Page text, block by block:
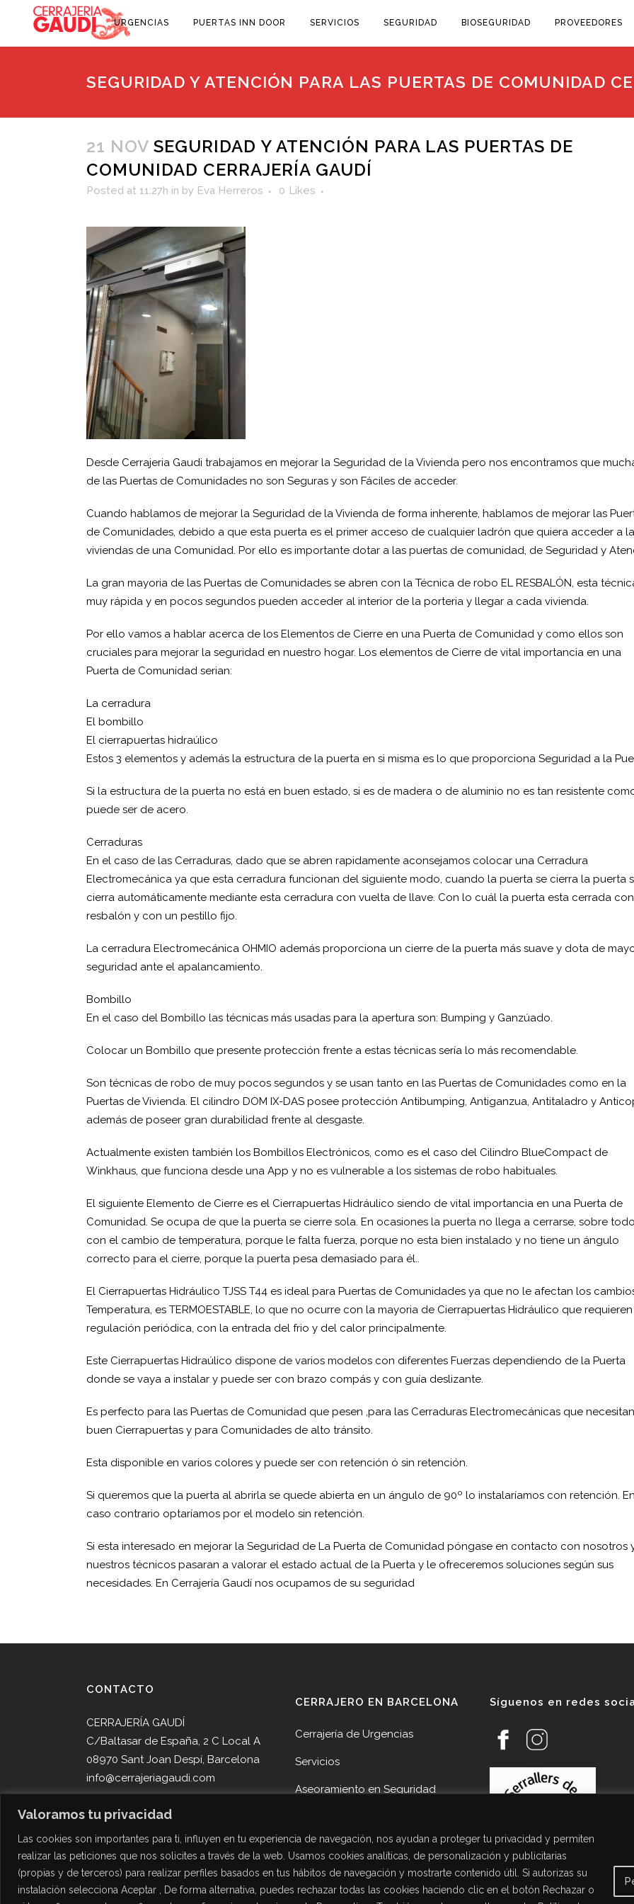
Valoramos tu privacidad
Las cookies son importantes para ti, influyen en tu experiencia de navegación, nos ayudan a proteger tu privacidad y permiten
realizar las peticiones que nos solicites a través de la web. Usamos cookies analíticas, de personalización y publicitarias
(propias y de terceros) para realizar perfiles basados en tus hábitos de navegación y mostrarte contenido útil. Si autorizas su
instalación selecciona Aceptar , De forma alternativa, puedes rechazar todas las cookies haciendo clic en el botón Rechazar o
URGENCIAS PUERTAS INN DOOR SERVICIOS SEGURIDAD BIOSEGURIDAD PROVEEDORES
SEGURIDAD Y ATENCIÓN PARA LAS PUERTAS DE COMUNIDAD
21 NOV SEGURIDAD Y ATENCIÓN PARA LAS PUERTAS DE
COMUNIDAD CERRAJERÍA GAUDÍ
Posted at 11:27h in by Eva Herreros 0 Likes
Desde Cerrajeria Gaudi trabajamos en mejorar la Seguridad de la Vivienda pero nos encontramos que
de las Puertas de Comunidades no son Seguras y son Fáciles de acceder.
Cuando hablamos de mejorar la Seguridad de la Vivienda de forma inherente, hablamos de mejorar las
de Comunidades, debido a que esta puerta es el primer acceso de cualquier ladrón que quiera acceder a
viviendas de una Comunidad. Por ello es importante dotar a las puertas de comunidad, de Seguridad y
La gran mayoria de las Puertas de Comunidades se abren con la Técnica de robo EL RESBALÓN, esta
muy rápida y en pocos segundos pueden acceder al interior de la porteria y llegar a cada vivienda.
Por ello vamos a hablar acerca de los Elementos de Cierre en una Puerta de Comunidad y como ellos son
cruciales para mejorar la seguridad en nuestro hogar. Los elementos de Cierre de vital importancia en una
Puerta de Comunidad serian:
La cerradura
El bombillo
El cierrapuertas hidraúlico
Estos 3 elementos y además la estructura de la puerta en si misma es lo que proporciona Seguridad a la
Si la estructura de la puerta no está en buen estado, si es de madera o de aluminio no es tan resistente
puede ser de acero.
Cerraduras
En el caso de las Cerraduras, dado que se abren rapidamente aconsejamos colocar una Cerradura
Electromecánica ya que esta cerradura funcionan del siguiente modo, cuando la puerta se cierra la puerta
cierra automáticamente mediante esta cerradura con vuelta de llave. Con lo cuál la puerta esta cerrada
resbalón y con un pestillo fijo.
La cerradura Electromecánica OHMIO además proporciona un cierre de la puerta más suave y dota de
seguridad ante el apalancamiento.
Bombillo
En el caso del Bombillo las técnicas más usadas para la apertura son: Bumping y Ganzúado.
Colocar un Bombillo que presente protección frente a estas técnicas sería lo más recomendable.
Son técnicas de robo de muy pocos segundos y se usan tanto en las Puertas de Comunidades como en la
Puertas de Vivienda. El cilindro DOM IX-DAS posee protección Antibumping, Antiganzua, Antitaladro y
además de poseer gran durabilidad frente al desgaste.
Actualmente existen también los Bombillos Electrónicos, como es el caso del Cilindro BlueCompact de
Winkhaus, que funciona desde una App y no es vulnerable a los sistemas de robo habituales.
El siguiente Elemento de Cierre es el Cierrapuertas Hidráulico siendo de vital importancia en una Puerta de
Comunidad. Se ocupa de que la puerta se cierre sola. En ocasiones la puerta no llega a cerrarse, sobre todo
con el cambio de temperatura, porque le falta fuerza, porque no esta bien instalado y no tiene un ángulo
correcto para el cierre, porque la puerta pesa demasiado para él..
El Cierrapuertas Hidráulico TJSS T44 es ideal para Puertas de Comunidades ya que no le afectan los
Temperatura, es TERMOESTABLE, lo que no ocurre con la mayoria de Cierrapuertas Hidráulico que requieren
regulación periódica, con la entrada del frio y del calor principalmente.
Este Cierrapuertas Hidraúlico dispone de varios modelos con diferentes Fuerzas dependiendo de la Puerta
donde se vaya a instalar y puede ser con brazo compás y con guía deslizante.
Es perfecto para las Puertas de Comunidad que pesen ,para las Cerraduras Electromecánicas que
buen Cierrapuertas y para Comunidades de alto tránsito.
Esta disponible en varios colores y puede ser con retención ó sin retención.
Si queremos que la puerta al abrirla se quede abierta en un ángulo de 90º lo instalaríamos con retención. En
caso contrario optaríamos por el modelo sin retención.
Si esta interesado en mejorar la Seguridad de La Puerta de Comunidad póngase en contacto con nosotros
nuestros técnicos pasaran a valorar el estado actual de la Puerta y le ofreceremos soluciones según sus
necesidades. En Cerrajería Gaudí nos ocupamos de su seguridad
CONTACTO
CERRAJERÍA GAUDÍ
C/Baltasar de España, 2 C Local A
08970 Sant Joan Despí, Barcelona
info@cerrajeriagaudi.com
Tel. 93 013 05 58
CERRAJERO EN BARCELONA
Cerrajería de Urgencias
Servicios
Aseoramiento en Seguridad
Noticias
Contacto Cerrajería Sant Joan
Despí
Síguenos en redes